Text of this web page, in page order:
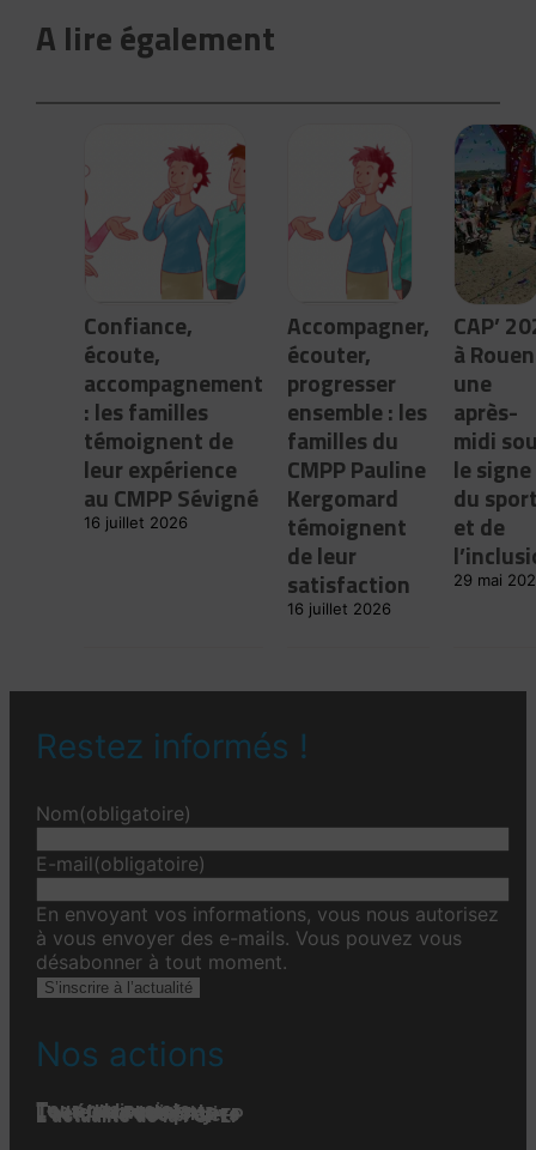
A lire également
Confiance,
écoute,
accompagnement
: les familles
témoignent de
leur expérience
au CMPP Sévigné
16 juillet 2026
Accompagner,
écouter,
progresser
ensemble : les
familles du
CMPP Pauline
Kergomard
témoignent
de leur
satisfaction
16 juillet 2026
CAP’
à
une
après-
midi
le signe
du
et de
29 mai
Restez informés !
Nom(obligatoire)
E-mail(obligatoire)
En envoyant vos informations, vous nous autorisez
à vous envoyer des e-mails. Vous pouvez vous
désabonner à tout moment.
S’inscrire à l’actualité
Nos actions
Tous nos projets
Les établissements
Toute l’actualité
L'actualité associative
L’actualité des projets
L’actualité de la FGPEP